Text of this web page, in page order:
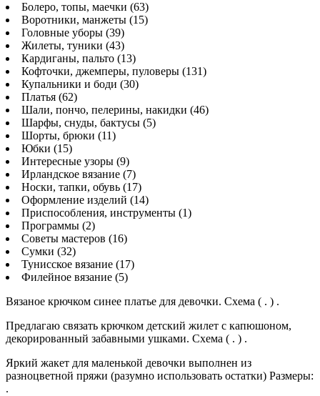
Болеро, топы, маечки (63)
Воротники, манжеты (15)
Головные уборы (39)
Жилеты, туники (43)
Кардиганы, пальто (13)
Кофточки, джемперы, пуловеры (131)
Купальники и боди (30)
Платья (62)
Шали, пончо, пелерины, накидки (46)
Шарфы, снуды, бактусы (5)
Шорты, брюки (11)
Юбки (15)
Интересные узоры (9)
Ирландское вязание (7)
Носки, тапки, обувь (17)
Оформление изделий (14)
Приспособления, инструменты (1)
Программы (2)
Советы мастеров (16)
Сумки (32)
Тунисское вязание (17)
Филейное вязание (5)
Вязаное крючком синее платье для девочки. Схема ( . ) .
Предлагаю связать крючком детский жилет с капюшоном,
декорированный забавными ушками. Схема ( . ) .
Яркий жакет для маленькой девочки выполнен из
разноцветной пряжи (разумно использовать остатки) Размеры:
.